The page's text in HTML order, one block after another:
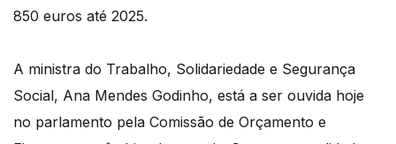
850 euros até 2025.
A ministra do Trabalho, Solidariedade e Segurança
Social, Ana Mendes Godinho, está a ser ouvida hoje
no parlamento pela Comissão de Orçamento e